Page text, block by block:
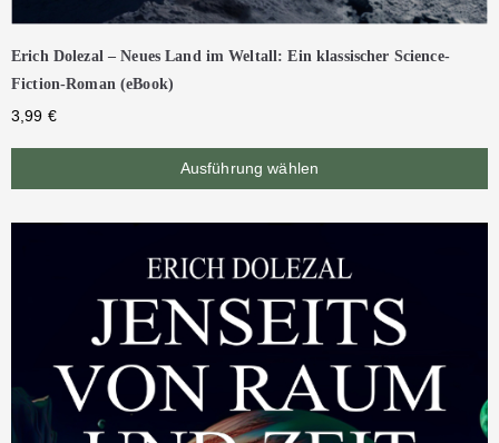
Erich Dolezal – Neues Land im Weltall: Ein klassischer Science-
Fiction-Roman (eBook)
3,99 €
Ausführung wählen